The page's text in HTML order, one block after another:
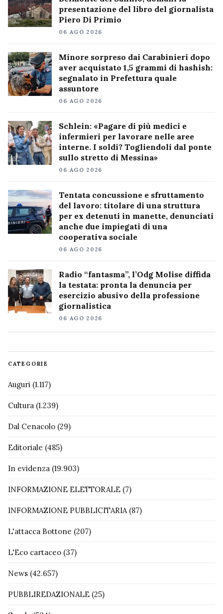
presentazione del libro del giornalista
Piero Di Primio
06 AGO 2026
Minore sorpreso dai Carabinieri dopo
aver acquistato 1,5 grammi di hashish:
segnalato in Prefettura quale
assuntore
06 AGO 2026
Schlein: «Pagare di più medici e
infermieri per lavorare nelle aree
interne. I soldi? Togliendoli dal ponte
sullo stretto di Messina»
06 AGO 2026
Tentata concussione e sfruttamento
del lavoro: titolare di una struttura
per ex detenuti in manette, denunciati
anche due impiegati di una
cooperativa sociale
06 AGO 2026
Radio “fantasma”, l’Odg Molise diffida
la testata: pronta la denuncia per
esercizio abusivo della professione
giornalistica
06 AGO 2026
CATEGORIE
Auguri (1.117)
Cultura (1.239)
Dal Cenacolo (29)
Editoriale (485)
In evidenza (19.903)
INFORMAZIONE ELETTORALE (7)
INFORMAZIONE PUBBLICITARIA(87)
L'attacca Bottone (207)
L'Eco cartaceo (37)
News (42.657)
PUBBLIREDAZIONALE (25)